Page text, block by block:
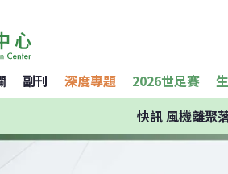
副刊 深度專題 2026世足賽
快訊風機離聚